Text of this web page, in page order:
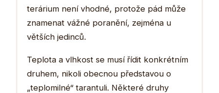
terárium není vhodné, protože pád může
znamenat vážné poranění, zejména u
větších jedinců.
Teplota a vlhkost se musí řídit konkrétním
druhem, nikoli obecnou představou o
„teplomilné“ tarantuli. Některé druhy